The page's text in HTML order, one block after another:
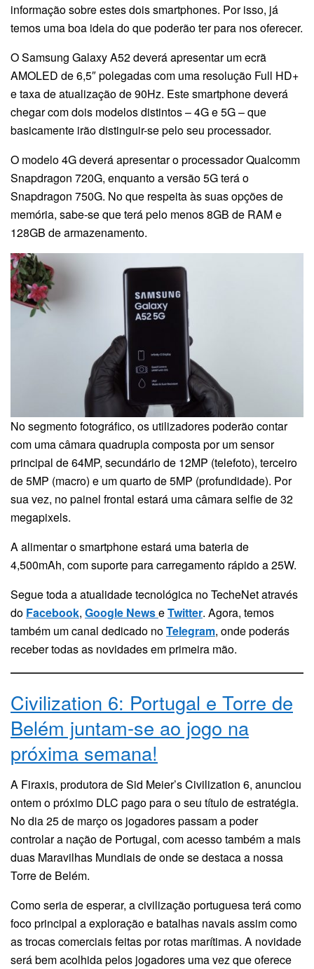
informação sobre estes dois smartphones. Por isso, já
temos uma boa ideia do que poderão ter para nos oferecer.
O Samsung Galaxy A52 deverá apresentar um ecrã
AMOLED de 6,5″ polegadas com uma resolução Full HD+
e taxa de atualização de 90Hz. Este smartphone deverá
chegar com dois modelos distintos – 4G e 5G – que
basicamente irão distinguir-se pelo seu processador.
O modelo 4G deverá apresentar o processador Qualcomm
Snapdragon 720G, enquanto a versão 5G terá o
Snapdragon 750G. No que respeita às suas opções de
memória, sabe-se que terá pelo menos 8GB de RAM e
128GB de armazenamento.
No segmento fotográfico, os utilizadores poderão contar
com uma câmara quadrupla composta por um sensor
principal de 64MP, secundário de 12MP (telefoto), terceiro
de 5MP (macro) e um quarto de 5MP (profundidade). Por
sua vez, no painel frontal estará uma câmara selfie de 32
megapixels.
A alimentar o smartphone estará uma bateria de
4,500mAh, com suporte para carregamento rápido a 25W.
Segue toda a atualidade tecnológica no TecheNet através
do Facebook, Google NewseTwitter. Agora, temos
também um canal dedicado noTelegram, onde poderás
receber todas as novidades em primeira mão.
Civilization 6: Portugal e Torre de
Belém juntam-se ao jogo na
próxima semana!
A Firaxis, produtora de Sid Meier’s Civilization 6, anunciou
ontem o próximo DLC pago para o seu título de estratégia.
No dia 25 de março os jogadores passam a poder
controlar a nação de Portugal, com acesso também a mais
duas Maravilhas Mundiais de onde se destaca a nossa
Torre de Belém.
Como seria de esperar, a civilização portuguesa terá como
foco principal a exploração e batalhas navais assim como
as trocas comerciais feitas por rotas marítimas. A novidade
será bem acolhida pelos jogadores uma vez que oferece